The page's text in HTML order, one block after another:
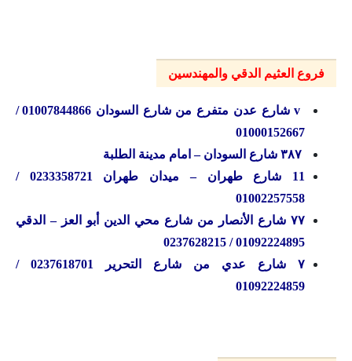
فروع العثيم الدقي والمهندسين
v شارع عدن متفرع من شارع السودان 01007844866 /
01000152667
11 شارع طهران – ميدان طهران 0233358721 /
01002257558
۷۷ شارع الأنصار من شارع محي الدين أبو العز – الدقي
01092224895 / 0237628215
۷ شارع عدي من شارع التحرير 0237618701 /
01092224859